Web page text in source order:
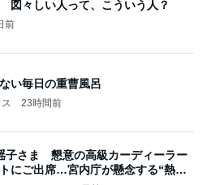
図々しい人って、こういう人？
前
い毎日の重曹風呂
23時間前
子さま 懇意の高級カーディーラー
にご出席…宮内庁が懸念する“熱心